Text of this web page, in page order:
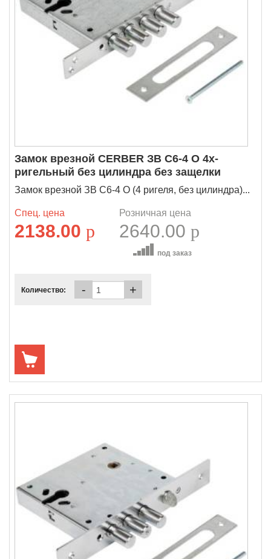
Замок врезной CERBER ЗВ C6-4 О 4х-
ригельный без цилиндра без защелки
Замок врезной ЗВ C6-4 О (4 ригеля, без цилиндра)...
Спец. цена
2138.00 p
Розничная цена
2640.00 p
под заказ
Количество: - +